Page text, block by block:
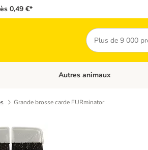
0,49 €*
Rechercher
Chiens Dérouler les catégories: Chats
Autres animaux
Grande brosse carde FURminator